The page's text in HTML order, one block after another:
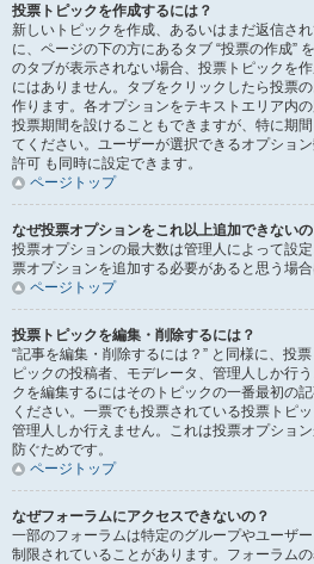
投票トピックを作成するには？
新しいトピックを作成、あるいはまだ返信さ
に、ページの下の方にあるタブ “投票の作成”
のタブが表示されない場合、投票トピックを
にはありません。タブをクリックしたら投票
作ります。各オプションをテキストエリア内
投票期間を設けることもできますが、特に期
てください。ユーザーが選択できるオプショ
許可 も同時に設定できます。
ページトップ
なぜ投票オプションをこれ以上追加できないの
投票オプションの最大数は管理人によって設
票オプションを追加する必要があると思う場
ページトップ
投票トピックを編集・削除するには？
“記事を編集・削除するには？” と同様に、投
ピックの投稿者、モデレータ、管理人しか行
クを編集するにはそのトピックの一番最初の
ください。一票でも投票されている投票トピ
管理人しか行えません。これは投票オプショ
防ぐためです。
ページトップ
なぜフォーラムにアクセスできないの？
一部のフォーラムは特定のグループやユーザ
制限されていることがあります。フォーラム